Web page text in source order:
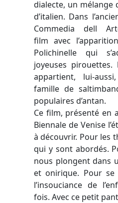
dialecte, un mélange
d’italien. Dans
Commedia dell
film avec
Polichinelle qui
joyeuses
appartient, lui-
famille de
populaires d’antan.
Ce film, présenté en
Biennale de Venise
à découvrir. Pour les
qui y sont abordés.
nous plongent dans
et onirique. Pour
l’insouciance de
fois. Avec ce petit